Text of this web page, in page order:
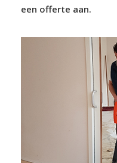
een offerte aan.